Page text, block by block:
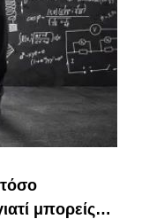
μπορείς…